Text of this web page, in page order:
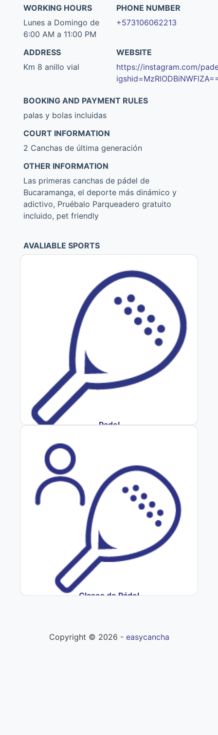
WORKING HOURS
Lunes a Domingo de
6:00 AM a 11:00 PM
PHONE NUMBER
+573106062213
ADDRESS
Km 8 anillo vial
WEBSITE
https://instagram.com/
BOOKING AND PAYMENT RULES
palas y bolas incluidas
COURT INFORMATION
2 Canchas de última generación
OTHER INFORMATION
Las primeras canchas de pádel de
Bucaramanga, el deporte más dinámico y
adictivo, Pruébalo Parqueadero gratuito
incluido, pet friendly
AVALIABLE SPORTS
Padel
Clases de Pádel
Copyright © 2026 - easycancha